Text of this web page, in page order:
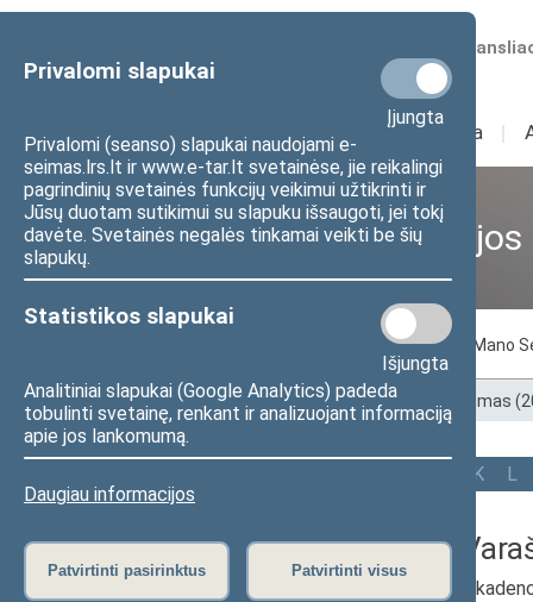
Privalomi slapukai
Įjungta
Privalomi (seanso) slapukai naudojami e-
seimas.lrs.lt ir www.e-tar.lt svetainėse, jie reikalingi
pagrindinių svetainės funkcijų veikimui užtikrinti ir
Jūsų duotam sutikimui su slapuku išsaugoti, jei tokį
davėte. Svetainės negalės tinkamai veikti be šių
slapukų.
Statistikos slapukai
Išjungta
Analitiniai slapukai (Google Analytics) padeda
tobulinti svetainę, renkant ir analizuojant informaciją
apie jos lankomumą.
Daugiau informacijos
Patvirtinti pasirinktus Patvirtinti visus
Numatomos
Sudėtis Veikla I
Ankstesnės kadencijos
Pagal apygardas Mano
Pradžia>Ankstesnės kadencijos XIII Seimas
K L
Mantas
2008–2012 m.